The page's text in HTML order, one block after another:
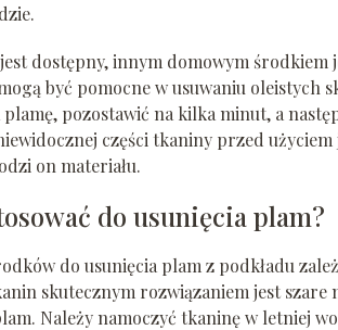
dostępny, innym domowym środkiem
być pomocne w usuwaniu oleistych
pozostawić na kilka minut, a
części tkaniny przed
on materiału.
do usunięcia plam?
do usunięcia plam z podkładu
skutecznym rozwiązaniem jest
Należy namoczyć tkaninę w letniej